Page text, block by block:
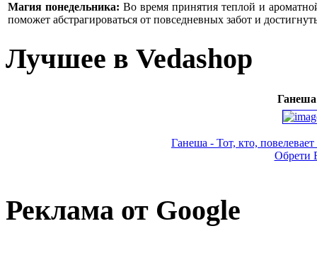
Магия понедельника: Во время принятия теплой и
поможет абстрагироваться от повседневных забот и
Лучшее в Vedashop
Ганеша
Ганеша - Тот, кто,
Обрети
Реклама от Google